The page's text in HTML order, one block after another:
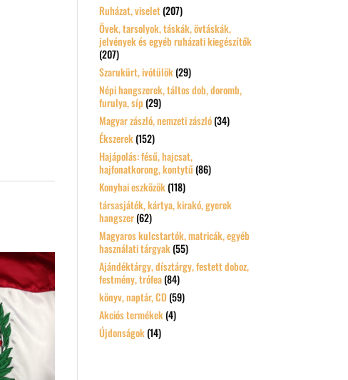
Ruházat, viselet(207)
Övek, tarsolyok, táskák, övtáskák,
jelvények és egyéb ruházati kiegészítők
(207)
Szarukürt, ivótülök(29)
Népi hangszerek, táltos dob, doromb,
furulya, síp (29)
Magyar zászló, nemzeti zászló(34)
Ékszerek(152)
Hajápolás: fésű, hajcsat,
hajfonatkorong, kontytű(86)
Konyhai eszközök(118)
társasjáték, kártya, kirakó, gyerek
hangszer(62)
Magyaros kulcstartók, matricák, egyéb
használati tárgyak(55)
Ajándéktárgy, dísztárgy, festett doboz,
festmény, trófea(84)
könyv, naptár, CD (59)
Akciós termékek(4)
Újdonságok(14)